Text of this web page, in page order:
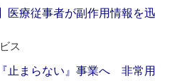
医療従事者が副作用情報を迅
ス
止まらない』事業へ 非常用